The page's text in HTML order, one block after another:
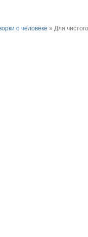
о человеке » Для